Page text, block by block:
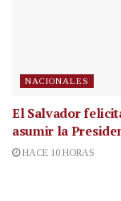
NACIONALES
El Salvador
asumir la
HACE 10 HORAS